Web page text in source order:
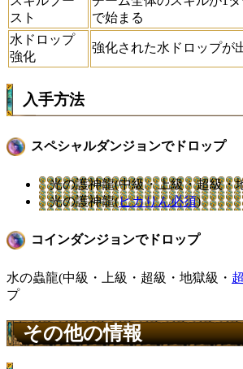
スト
で始まる
水ドロップ
強化
強化された水ドロップが
入手方法
スペシャルダンジョンでドロップ
光の護神龍(中級・上級・超級・
光の護神龍(ヒカりん必須)
コインダンジョンでドロップ
水の蟲龍(中級・上級・超級・地獄級・
プ
その他の情報